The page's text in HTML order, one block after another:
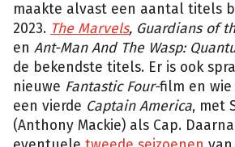
maakte alvast een aantal titels
2023. The Marvels, Guardians of
en Ant-Man And The Wasp:
de bekendste titels. Er is ook
nieuwe Fantastic Four-film en
een vierde Captain America, met
(Anthony Mackie) als Cap.